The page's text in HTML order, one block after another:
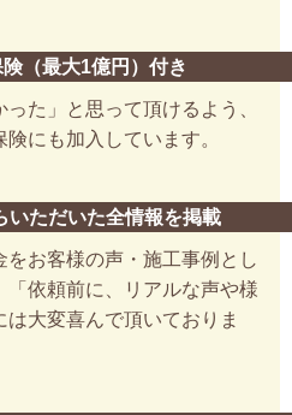
険（最大1億円）付き
った」と思って頂けるよう、
にも加入しています。
いただいた全情報を掲載
お客様の声・施工事例とし
依頼前に、リアルな声や様
大変喜んで頂いておりま